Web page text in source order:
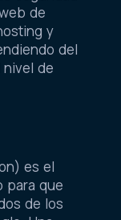
de
y
del
de
es el
para que
de los